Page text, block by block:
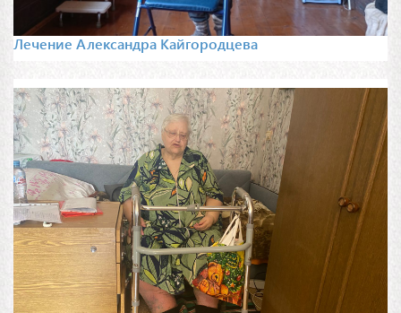
Лечение Александра Кайгородцева